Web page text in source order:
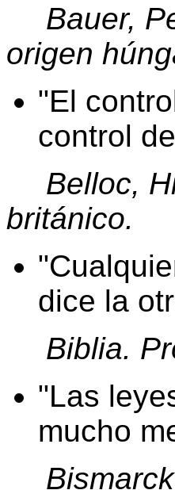
Bauer,
origen
El
control
Belloc,
británico.
dice la
Biblia.
Las
mucho